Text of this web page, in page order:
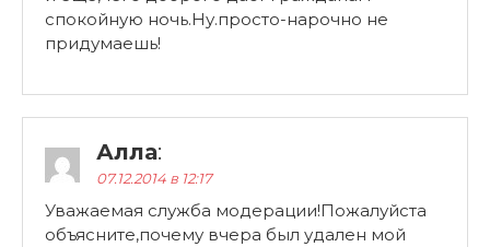
спокойную ночь.Ну.просто-нарочно не
придумаешь!
Алла:
07.12.2014 в 12:17
Уважаемая служба модерации!Пожалуйста
объясните,почему вчера был удален мой